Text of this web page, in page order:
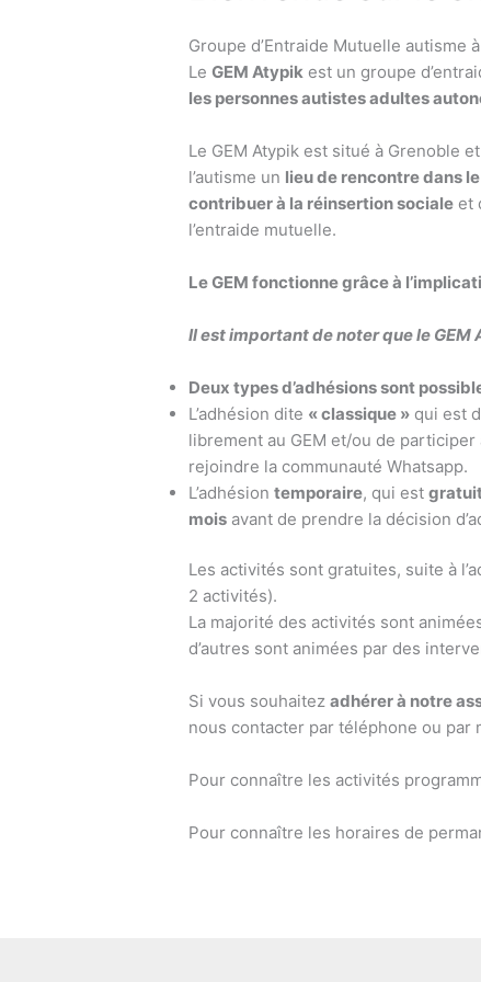
Groupe d’Entraide Mutuelle autisme
Le GEM Atypik est un groupe
les personnes autistes adultes
Le GEM Atypik est situé à Grenoble
l’autisme un lieu de rencontre dans
contribuer à la réinsertion sociale et
l’entraide mutuelle.
Le GEM fonctionne grâce à
Il est important de noter que le GEM
Deux types d’adhésions sont
L’adhésion dite « classique » qui est
librement au GEM et/ou de
rejoindre la communauté Whatsapp.
​L’adhésion temporaire, qui est
mois avant de prendre la décision
Les activités sont gratuites, suite à
2 activités).
La majorité des activités sont
d’autres sont animées par des
Si vous souhaitez adhérer à notre
nous contacter par téléphone ou par
Pour connaître les activités
Pour connaître les horaires de